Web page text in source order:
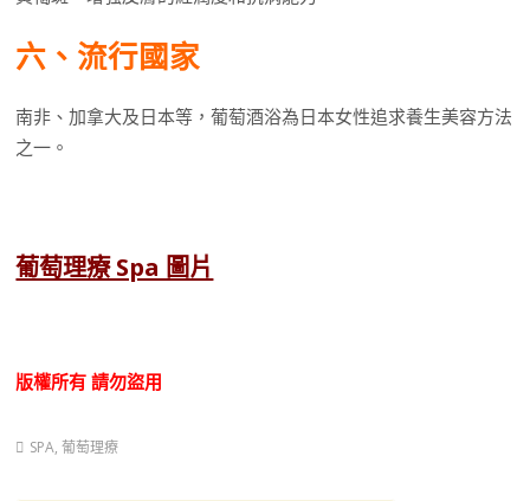
六、流行國家
南非、加拿大及日本等，葡萄酒浴為日本女性追求養生美容方法
之一。
葡萄理療 Spa 圖片
版權所有 請勿盜用
SPA,葡萄理療